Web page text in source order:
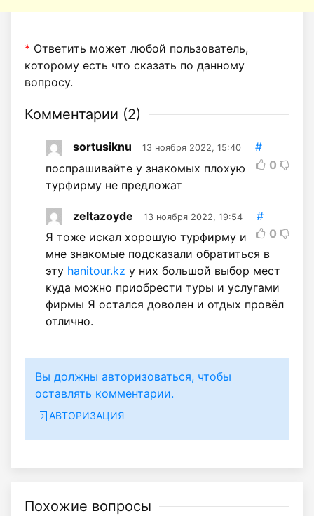
* Ответить может любой пользователь,
которому есть что сказать по данному
вопросу.
Комментарии (2)
sortusiknu 13 ноября 2022, 15:40
#
0
поспрашивайте у знакомых плохую
турфирму не предложат
zeltazoyde 13 ноября 2022, 19:54
#
0
Я тоже искал хорошую турфирму и
мне знакомые подсказали обратиться в
эту hanitour.kz у них большой выбор мест
куда можно приобрести туры и услугами
фирмы Я остался доволен и отдых провёл
отлично.
Вы должны авторизоваться, чтобы
оставлять комментарии.
АВТОРИЗАЦИЯ
Похожие вопросы